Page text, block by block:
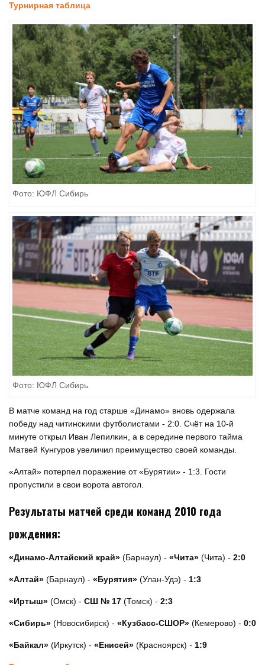
Турнирная таблица
Фото: ЮФЛ Сибирь
Фото: ЮФЛ Сибирь
В матче команд на год старше «Динамо» вновь одержала
победу над читинскими футболистами - 2:0. Счёт на 10-й
минуте открыл Иван Лепилкин, а в середине первого тайма
Матвей Кунгуров увеличил преимущество своей команды.
«Алтай» потерпел поражение от «Бурятии» - 1:3. Гости
пропустили в свои ворота автогол.
Результаты матчей среди команд 2010 года
рождения:
«Динамо-Алтайский край» (Барнаул) - «Чита» (Чита) - 2:0
«Алтай» (Барнаул) - «Бурятия» (Улан-Удэ) - 1:3
«Иртыш» (Омск) - СШ № 17 (Томск) - 2:3
«Сибирь» (Новосибирск) - «Кузбасс-СШОР» (Кемерово) - 0:0
«Байкал» (Иркутск) - «Енисей» (Красноярск) - 1:9